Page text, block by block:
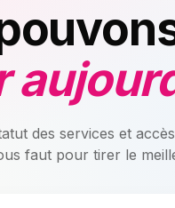
des services et
faut pour tirer le